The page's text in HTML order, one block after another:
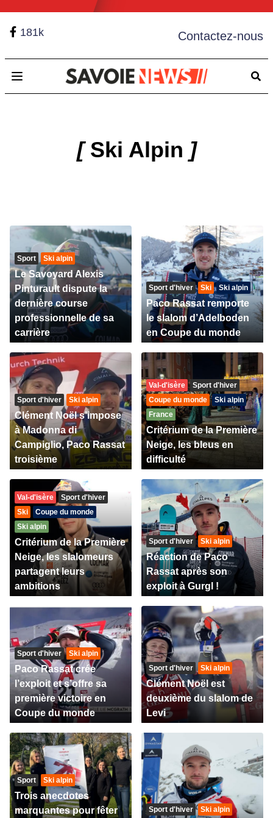
181k Contactez-nous
Open main menu
[Ski Alpin ]
Sport Ski alpin
Le Savoyard Alexis
Pinturault dispute la
dernière course
professionnelle de sa
carrière
Sport d'hiver Ski Ski alpin
Paco Rassat remporte
le slalom d’Adelboden
en Coupe du monde
Sport d'hiver Ski alpin
Clément Noël s’impose
à Madonna di
Campiglio, Paco Rassat
troisième
Val-d'isère
Sport d'hiver
Coupe du monde
Ski alpin
France
Critérium de la Première
Neige, les bleus en
difficulté
Val-d'isère
Sport d'hiver
Ski
Coupe du monde
Ski alpin
Critérium de la Première
Neige, les slalomeurs
partagent leurs
ambitions
Sport d'hiver Ski alpin
Réaction de Paco
Rassat après son
exploit à Gurgl !
Sport d'hiver Ski alpin
Paco Rassat crée
l’exploit et s’offre sa
première victoire en
Coupe du monde
Sport d'hiver Ski alpin
Clément Noël est
deuxième du slalom de
Levi
Sport Ski alpin
Trois anecdotes
marquantes pour fêter
Sport d'hiver Ski alpin